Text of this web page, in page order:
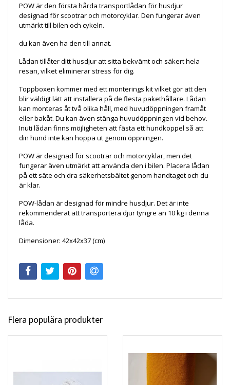
POW är den första hårda transportlådan för husdjur
designad för scootrar och motorcyklar. Den fungerar även
utmärkt till bilen och cykeln.
du kan även ha den till annat.
Lådan tillåter ditt husdjur att sitta bekvämt och säkert hela
resan, vilket eliminerar stress för dig.
Toppboxen kommer med ett monterings kit vilket gör att den
blir väldigt lätt att installera på de flesta pakethållare. Lådan
kan monteras åt två olika håll, med huvudöppningen framåt
eller bakåt. Du kan även stänga huvudöppningen vid behov.
Inuti lådan finns möjligheten att fästa ett hundkoppel så att
din hund inte kan hoppa ut genom öppningen.
POW är designad för scootrar och motorcyklar, men det
fungerar även utmärkt att använda den i bilen. Placera lådan
på ett säte och dra säkerhetsbältet genom handtaget och du
är klar.
POW-lådan är designad för mindre husdjur. Det är inte
rekommenderat att transportera djur tyngre än 10 kg i denna
låda.
Dimensioner: 42x42x37 (cm)
Flera populära produkter